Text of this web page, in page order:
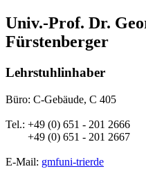
Univ.-Prof. Dr.
Fürstenberger
Lehrstuhlinhaber
Büro: C-Gebäude, C 405
Tel.: +49 (0) 651 - 201 2666
+49 (0) 651 - 201 2667
E-Mail: gmfuni-trierde